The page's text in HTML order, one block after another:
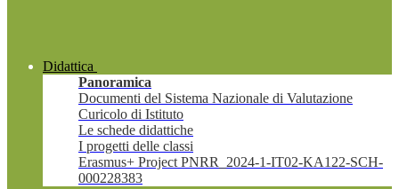
Didattica
Panoramica
Documenti del Sistema Nazionale di Valutazione
Curicolo di Istituto
Le schede didattiche
I progetti delle classi
Erasmus+ Project PNRR_2024-1-IT02-KA122-SCH-
000228383